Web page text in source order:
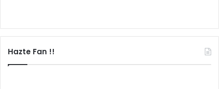
Hazte Fan !!